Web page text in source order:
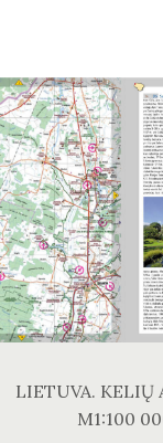
LIETUVA. KELIŲ
M1:100